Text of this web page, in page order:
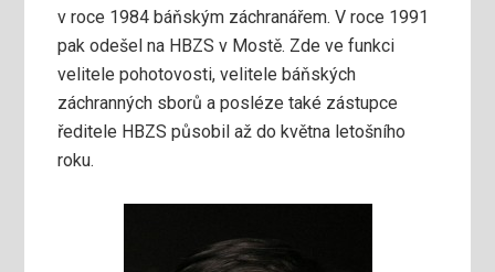
v roce 1984 báňským záchranářem. V roce 1991
pak odešel na HBZS v Mostě. Zde ve funkci
velitele pohotovosti, velitele báňských
záchranných sborů a posléze také zástupce
ředitele HBZS působil až do května letošního
roku.